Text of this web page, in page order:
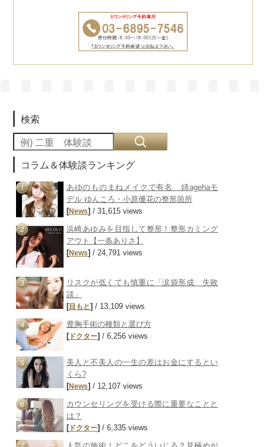
検索
コラム＆体験談ランキング
あゆのものまねメイクで有名 姉agehaモ
デル ゆんころ・小原優花の整形箇所
[News] / 31,615 views
浜崎あゆみを目指して整形！整形カミング
アウト【一条ありさ】
[News] / 24,791 views
リスクが低くても慎重に「涙袋形成 失敗
談」
[目もと] / 13,109 views
豊胸手術の種類と選び方
[ドクター] / 6,256 views
美人と不美人の一生の差はお金にするとい
くら?
[News]/ 12,107 views
カウンセリングを受ける際に重要なことと
は？
[ドクター]/ 6,335 views